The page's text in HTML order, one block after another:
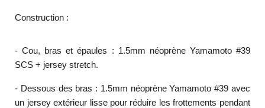
Construction :
- Cou, bras et épaules : 1.5mm néoprène Yamamoto #39
SCS + jersey stretch.
- Dessous des bras : 1.5mm néoprène Yamamoto #39 avec
un jersey extérieur lisse pour réduire les frottements pendant